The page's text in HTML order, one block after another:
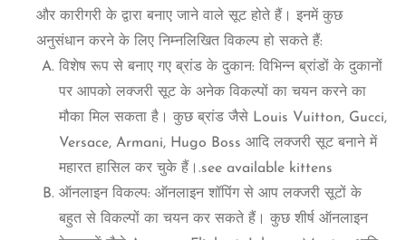
और कारीगरी के द्वारा बनाए जाने वाले सूट होते हैं। इनमें कुछ
अनुसंधान करने के लिए निम्नलिखित विकल्प हो सकते हैं:
विशेष रूप से बनाए गए ब्रांड के दुकान: विभिन्न ब्रांडों के दुकानों
पर आपको लक्जरी सूट के अनेक विकल्पों का चयन करने का
मौका मिल सकता है। कुछ ब्रांड जैसे Louis Vuitton, Gucci,
Versace, Armani, Hugo Boss आदि लक्जरी सूट बनाने में
महारत हासिल कर चुके हैं।.see available kittens
ऑनलाइन विकल्प: ऑनलाइन शॉपिंग से आप लक्जरी सूटों के
बहुत से विकल्पों का चयन कर सकते हैं। कुछ शीर्ष ऑनलाइन